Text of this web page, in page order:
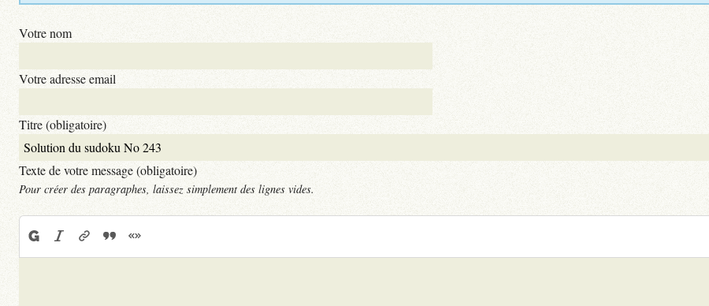
Votre nom
Votre adresse email
Titre (obligatoire)
Texte de votre message (obligatoire)
Pour créer des paragraphes, laissez simplement des lignes vides.